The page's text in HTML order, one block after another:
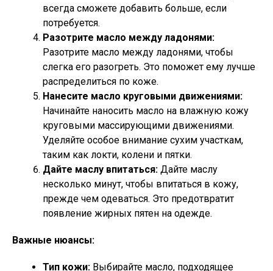
всегда сможете добавить больше, если
потребуется.
Разотрите масло между ладонями:
Разотрите масло между ладонями, чтобы
слегка его разогреть. Это поможет ему лучше
распределиться по коже.
Нанесите масло круговыми движениями:
Начинайте наносить масло на влажную кожу
круговыми массирующими движениями.
Уделяйте особое внимание сухим участкам,
таким как локти, колени и пятки.
Дайте маслу впитаться: Дайте маслу
несколько минут, чтобы впитаться в кожу,
прежде чем одеваться. Это предотвратит
появление жирных пятен на одежде.
Важные нюансы:
Тип кожи: Выбирайте масло, подходящее